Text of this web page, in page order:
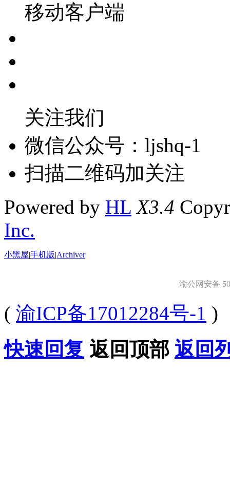
移动客户端
关注我们
微信公众号：ljshq-1
扫描二维码加关注
Powered by HL X3.4
Inc.
小黑屋|手机版|Archiver|
渝公网安备
( 渝ICP备17012284号-1 )
快速回复 返回顶部 返回